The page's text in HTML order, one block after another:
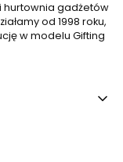
hurtownia gadżetów
od 1998 roku,
w modelu Gifting